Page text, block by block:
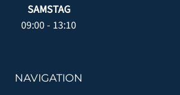
SAMSTAG
09:00 - 13:10
NAVIGATION